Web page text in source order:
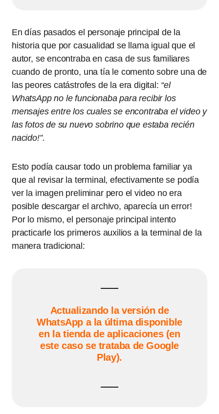
En días pasados el personaje principal de la
historia que por casualidad se llama igual que el
autor, se encontraba en casa de sus familiares
cuando de pronto, una tía le comento sobre una de
las peores catástrofes de la era digital: “el
WhatsApp no le funcionaba para recibir los
mensajes entre los cuales se encontraba el video y
las fotos de su nuevo sobrino que estaba recién
nacido!”.
Esto podía causar todo un problema familiar ya
que al revisar la terminal, efectivamente se podía
ver la imagen preliminar pero el video no era
posible descargar el archivo, aparecía un error!
Por lo mismo, el personaje principal intento
practicarle los primeros auxilios a la terminal de la
manera tradicional:
Actualizando la versión de
WhatsApp a la última disponible
en la tienda de aplicaciones (en
este caso se trataba de Google
Play).